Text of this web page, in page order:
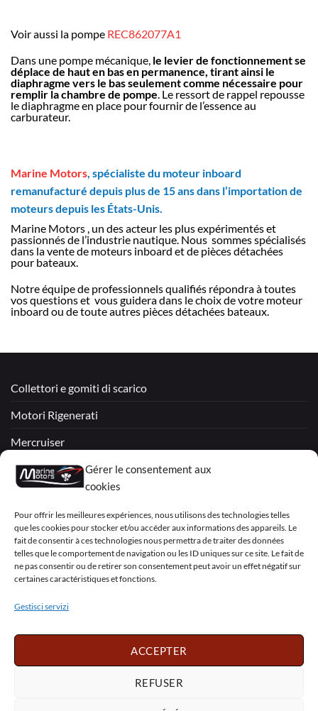
Gérer le consentement aux
cookies
Pour offrir les meilleures expériences, nous utilisons des technologies telles
que les cookies pour stocker et/ou accéder aux informations des appareils. Le
fait de consentir à ces technologies nous permettra de traiter des données
telles que le comportement de navigation ou les ID uniques sur ce site. Le fait de
ne pas consentir ou de retirer son consentement peut avoir un effet négatif sur
certaines caractéristiques et fonctions.
Gestisci servizi
ACCEPTER
REFUSER
Voir aussi la pompe REC862077A1
Dans une pompe mécanique, le levier de fonctionnement se
déplace de haut en bas en permanence, tirant ainsi le
diaphragme vers le bas seulement comme nécessaire pour
remplir la chambre de pompe. Le ressort de rappel repousse
le diaphragme en place pour fournir de l’essence au
carburateur.
Marine Motors, spécialiste du moteur inboard
remanufacturé depuis plus de 15 ans dans l’importation de
moteurs depuis les États-Unis.
Marine Motors , un des acteur les plus expérimentés et
passionnés de l’industrie nautique. Nous sommes spécialisés
dans la vente de moteurs inboard et de pièces détachées
pour bateaux.
Notre équipe de professionnels qualifiés répondra à toutes
vos questions et vous guidera dans le choix de votre moteur
inboard ou de toute autres pièces détachées bateaux.
Collettori e gomiti di scarico
Motori Rigenerati
Mercruiser
VOLVO PENTA / OMC
My Account
Visa PayPal
English Deutsch